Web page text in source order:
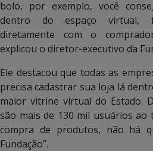
bolo, por exemplo, você
dentro do espaço virtual,
diretamente com o
explicou o diretor-executivo da
Ele destacou que todas as
precisa cadastrar sua loja lá
maior vitrine virtual do Estado.
são mais de 130 mil usuários ao
compra de produtos, não há
Fundação”.